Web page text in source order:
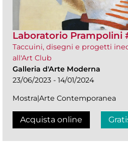
Laboratorio Prampolini
Taccuini, disegni e progetti
all'Art Club
Galleria d'Arte Moderna
23/06/2023 - 14/01/2024
Mostra|Arte Contemporanea
Acquista online